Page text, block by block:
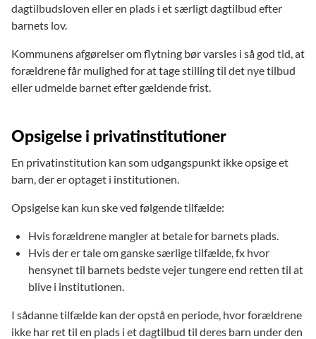
dagtilbudsloven eller en plads i et særligt dagtilbud efter
barnets lov.
Kommunens afgørelser om flytning bør varsles i så god tid, at
forældrene får mulighed for at tage stilling til det nye tilbud
eller udmelde barnet efter gældende frist.
Opsigelse i privatinstitutioner
En privatinstitution kan som udgangspunkt ikke opsige et
barn, der er optaget i institutionen.
Opsigelse kan kun ske ved følgende tilfælde:
Hvis forældrene mangler at betale for barnets plads.
Hvis der er tale om ganske særlige tilfælde, fx hvor
hensynet til barnets bedste vejer tungere end retten til at
blive i institutionen.
I sådanne tilfælde kan der opstå en periode, hvor forældrene
ikke har ret til en plads i et dagtilbud til deres barn under den